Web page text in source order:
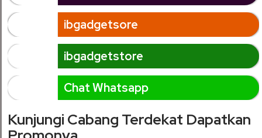
ibgadgetsore
ibgadgetstore
Chat Whatsapp
Kunjungi Cabang Terdekat Dapatkan